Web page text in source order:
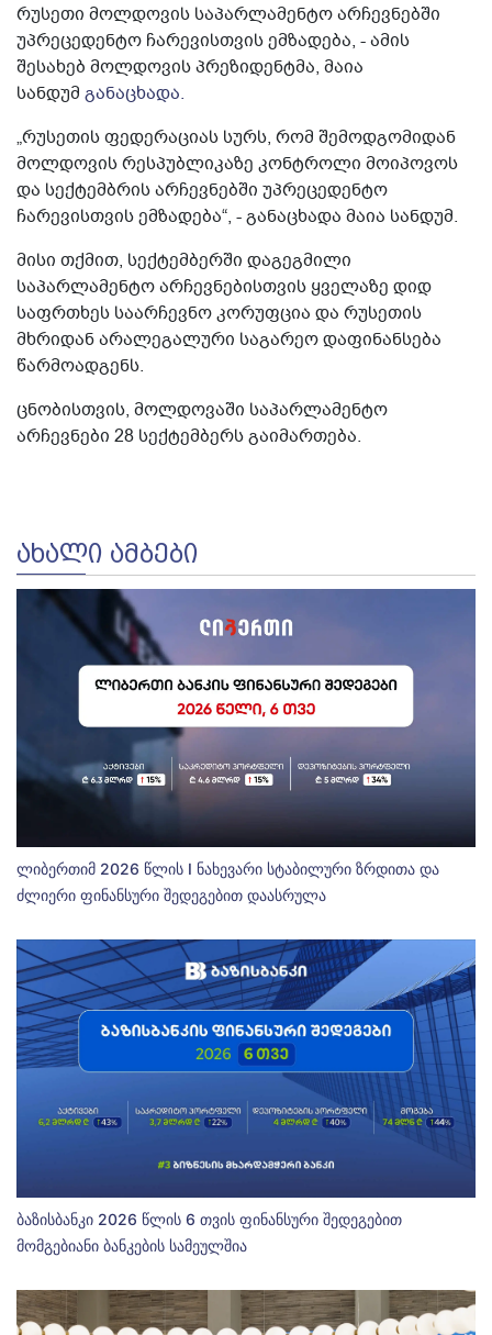
რუსეთი მოლდოვის საპარლამენტო არჩევნებში
უპრეცედენტო ჩარევისთვის ემზადება, - ამის
შესახებ მოლდოვის პრეზიდენტმა, მაია
სანდუმ განაცხადა.
„რუსეთის ფედერაციას სურს, რომ შემოდგომიდან
მოლდოვის რესპუბლიკაზე კონტროლი მოიპოვოს
და სექტემბრის არჩევნებში უპრეცედენტო
ჩარევისთვის ემზადება“, - განაცხადა მაია სანდუმ.
მისი თქმით, სექტემბერში დაგეგმილი
საპარლამენტო არჩევნებისთვის ყველაზე დიდ
საფრთხეს საარჩევნო კორუფცია და რუსეთის
მხრიდან არალეგალური საგარეო დაფინანსება
წარმოადგენს.
ცნობისთვის, მოლდოვაში საპარლამენტო
არჩევნები 28 სექტემბერს გაიმართება.
ᲐᲮᲐᲚᲘ ᲐᲛᲑᲔᲑᲘ
ლიბერთიმ 2026 წლის I ნახევარი სტაბილური ზრდითა და
ძლიერი ფინანსური შედეგებით დაასრულა
ბაზისბანკი 2026 წლის 6 თვის ფინანსური შედეგებით
მომგებიანი ბანკების სამეულშია